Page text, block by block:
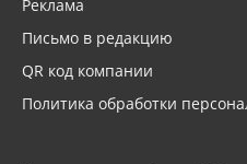
Реклама
Письмо в редакцию
QR код компании
Политика обработки